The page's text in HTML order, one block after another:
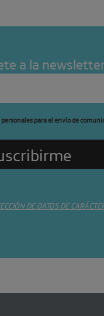
a la
para el envío de
DE DATOS DE